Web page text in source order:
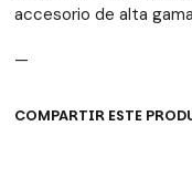
accesorio de alta
—
COMPARTIR ESTE